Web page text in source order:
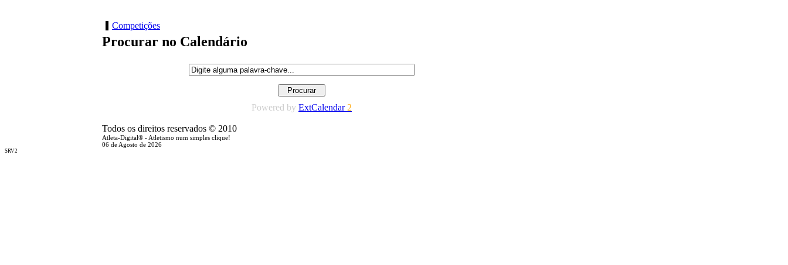
Competições
Procurar no Calendário
Powered by ExtCalendar 2
Todos os direitos reservados © 2010
Atleta-Digital® - Atletismo num simples clique!
06 de Agosto de 2026
SRV2